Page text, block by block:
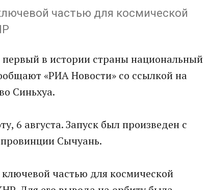
частью для космической
в истории страны национальный
«РИА Новости» со ссылкой на
Синьхуа.
6 августа. Запуск был произведен с
Сычуань.
ключевой частью для космической